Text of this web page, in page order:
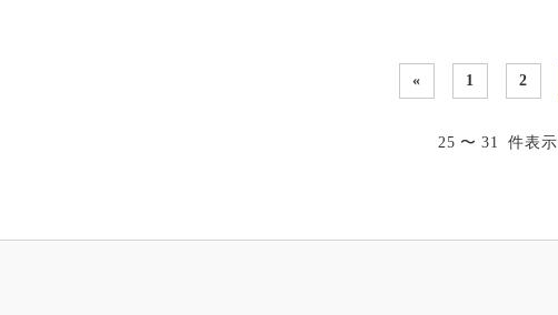
« 1 2
25 〜 31 件表示